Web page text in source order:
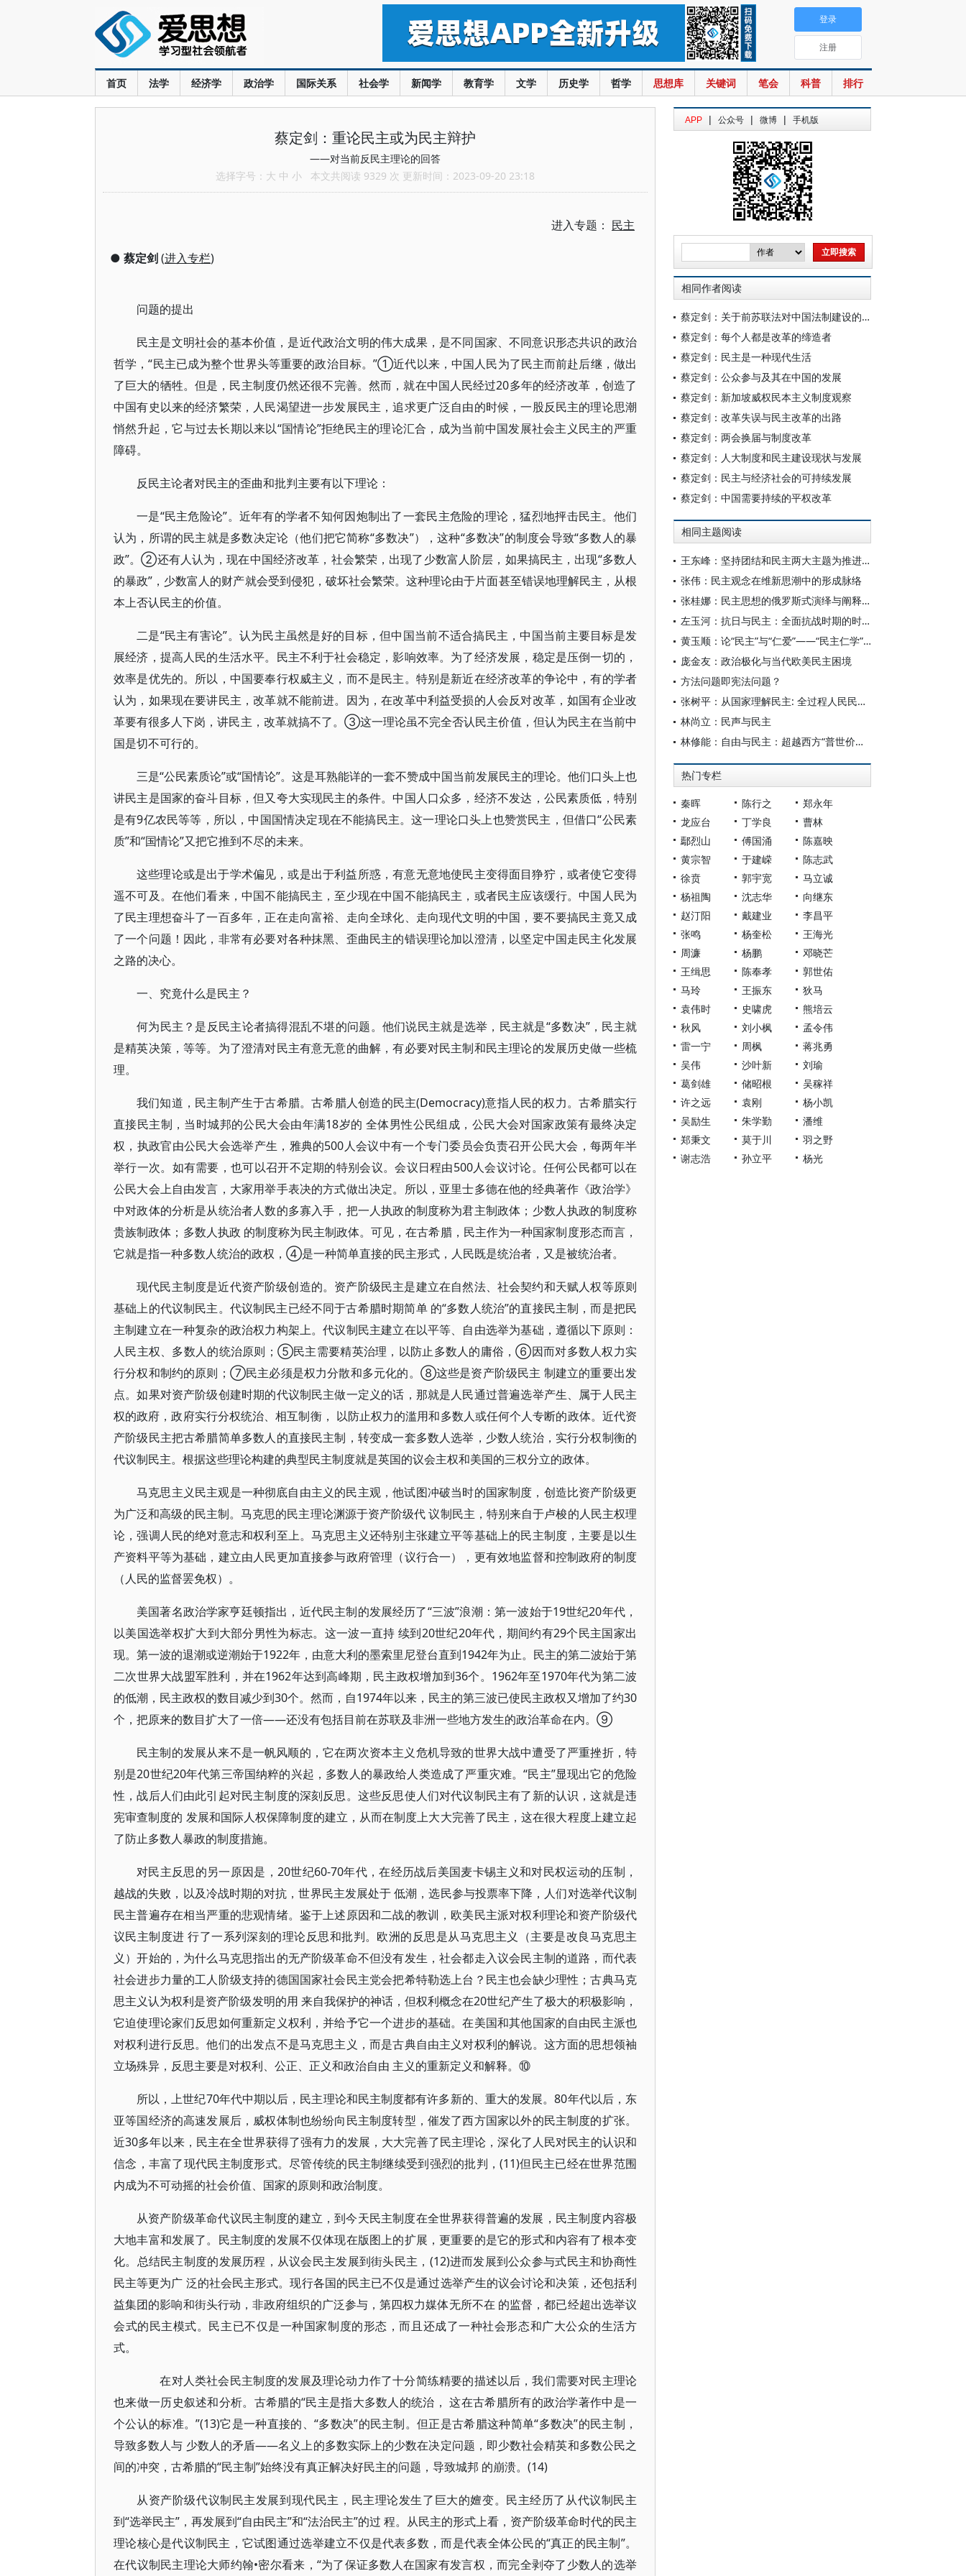
首页 法学 经济学 政治学 国际关系 社会学 新闻学 教育学 文学 历史学 哲学 思想库 关键词 笔会 科普 排行
登录
注册
蔡定剑：重论民主或为民主辩护
——对当前反民主理论的回答
选择字号： 大 中 小 本文共阅读 9329 次 更新时间：2023-09-20 23:18
进入专题： 民主
● 蔡定剑(进入专栏)
问题的提出
民主是文明社会的基本价值，是近代政治文明的伟大成果，是不同国家、不同意识形态共识的政治
哲学，“民主已成为整个世界头等重要的政治目标。”①近代以来，中国人民为了民主而前赴后继，做出
了巨大的牺牲。但是，民主制度仍然还很不完善。然而，就在中国人民经过20多年的经济改革，创造了
中国有史以来的经济繁荣，人民渴望进一步发展民主，追求更广泛自由的时候，一股反民主的理论思潮
悄然升起，它与过去长期以来以“国情论”拒绝民主的理论汇合，成为当前中国发展社会主义民主的严重
障碍。
反民主论者对民主的歪曲和批判主要有以下理论：
一是“民主危险论”。近年有的学者不知何因炮制出了一套民主危险的理论，猛烈地抨击民主。他们
认为，所谓的民主就是多数决定论（他们把它简称“多数决”），这种“多数决”的制度会导致“多数人的暴
政”。②还有人认为，现在中国经济改革，社会繁荣，出现了少数富人阶层，如果搞民主，出现“多数人
的暴政”，少数富人的财产就会受到侵犯，破坏社会繁荣。这种理论由于片面甚至错误地理解民主，从根
本上否认民主的价值。
二是“民主有害论”。认为民主虽然是好的目标，但中国当前不适合搞民主，中国当前主要目标是发
展经济，提高人民的生活水平。民主不利于社会稳定，影响效率。为了经济发展，稳定是压倒一切的，
效率是优先的。所以，中国要奉行权威主义，而不是民主。特别是新近在经济改革的争论中，有的学者
认为，如果现在要讲民主，改革就不能前进。因为，在改革中利益受损的人会反对改革，如国有企业改
革要有很多人下岗，讲民主，改革就搞不了。③这一理论虽不完全否认民主价值，但认为民主在当前中
国是切不可行的。
三是“公民素质论”或“国情论”。这是耳熟能详的一套不赞成中国当前发展民主的理论。他们口头上也
讲民主是国家的奋斗目标，但又夸大实现民主的条件。中国人口众多，经济不发达，公民素质低，特别
是有9亿农民等等，所以，中国国情决定现在不能搞民主。这一理论口头上也赞赏民主，但借口“公民素
质”和“国情论”又把它推到不尽的未来。
这些理论或是出于学术偏见，或是出于利益所惑，有意无意地使民主变得面目狰狞，或者使它变得
遥不可及。在他们看来，中国不能搞民主，至少现在中国不能搞民主，或者民主应该缓行。中国人民为
了民主理想奋斗了一百多年，正在走向富裕、走向全球化、走向现代文明的中国，要不要搞民主竟又成
了一个问题！因此，非常有必要对各种抹黑、歪曲民主的错误理论加以澄清，以坚定中国走民主化发展
之路的决心。
一、究竟什么是民主？
何为民主？是反民主论者搞得混乱不堪的问题。他们说民主就是选举，民主就是“多数决”，民主就
是精英决策，等等。为了澄清对民主有意无意的曲解，有必要对民主制和民主理论的发展历史做一些梳
理。
我们知道，民主制产生于古希腊。古希腊人创造的民主(Democracy)意指人民的权力。古希腊实行
直接民主制，当时城邦的公民大会由年满18岁的 全体男性公民组成，公民大会对国家政策有最终决定
权，执政官由公民大会选举产生，雅典的500人会议中有一个专门委员会负责召开公民大会，每两年半
举行一次。如有需要，也可以召开不定期的特别会议。会议日程由500人会议讨论。任何公民都可以在
公民大会上自由发言，大家用举手表决的方式做出决定。所以，亚里士多德在他的经典著作《政治学》
中对政体的分析是从统治者人数的多寡入手，把一人执政的制度称为君主制政体；少数人执政的制度称
贵族制政体；多数人执政 的制度称为民主制政体。可见，在古希腊，民主作为一种国家制度形态而言，
它就是指一种多数人统治的政权，④是一种简单直接的民主形式，人民既是统治者，又是被统治者。
现代民主制度是近代资产阶级创造的。资产阶级民主是建立在自然法、社会契约和天赋人权等原则
基础上的代议制民主。代议制民主已经不同于古希腊时期简单 的“多数人统治”的直接民主制，而是把民
主制建立在一种复杂的政治权力构架上。代议制民主建立在以平等、自由选举为基础，遵循以下原则：
人民主权、多数人的统治原则；⑤民主需要精英治理，以防止多数人的庸俗，⑥因而对多数人权力实
行分权和制约的原则；⑦民主必须是权力分散和多元化的。⑧这些是资产阶级民主 制建立的重要出发
点。如果对资产阶级创建时期的代议制民主做一定义的话，那就是人民通过普遍选举产生、属于人民主
权的政府，政府实行分权统治、相互制衡， 以防止权力的滥用和多数人或任何个人专断的政体。近代资
产阶级民主把古希腊简单多数人的直接民主制，转变成一套多数人选举，少数人统治，实行分权制衡的
代议制民主。根据这些理论构建的典型民主制度就是英国的议会主权和美国的三权分立的政体。
马克思主义民主观是一种彻底自由主义的民主观，他试图冲破当时的国家制度，创造比资产阶级更
为广泛和高级的民主制。马克思的民主理论渊源于资产阶级代 议制民主，特别来自于卢梭的人民主权理
论，强调人民的绝对意志和权利至上。马克思主义还特别主张建立平等基础上的民主制度，主要是以生
产资料平等为基础，建立由人民更加直接参与政府管理（议行合一），更有效地监督和控制政府的制度
（人民的监督罢免权）。
美国著名政治学家亨廷顿指出，近代民主制的发展经历了“三波”浪潮：第一波始于19世纪20年代，
以美国选举权扩大到大部分男性为标志。这一波一直持 续到20世纪20年代，期间约有29个民主国家出
现。第一波的退潮或逆潮始于1922年，由意大利的墨索里尼登台直到1942年为止。民主的第二波始于第
二次世界大战盟军胜利，并在1962年达到高峰期，民主政权增加到36个。1962年至1970年代为第二波
的低潮，民主政权的数目减少到30个。然而，自1974年以来，民主的第三波已使民主政权又增加了约30
个，把原来的数目扩大了一倍——还没有包括目前在苏联及非洲一些地方发生的政治革命在内。⑨
民主制的发展从来不是一帆风顺的，它在两次资本主义危机导致的世界大战中遭受了严重挫折，特
别是20世纪20年代第三帝国纳粹的兴起，多数人的暴政给人类造成了严重灾难。“民主”显现出它的危险
性，战后人们由此引起对民主制度的深刻反思。这些反思使人们对代议制民主有了新的认识，这就是违
宪审查制度的 发展和国际人权保障制度的建立，从而在制度上大大完善了民主，这在很大程度上建立起
了防止多数人暴政的制度措施。
对民主反思的另一原因是，20世纪60-70年代，在经历战后美国麦卡锡主义和对民权运动的压制，
越战的失败，以及冷战时期的对抗，世界民主发展处于 低潮，选民参与投票率下降，人们对选举代议制
民主普遍存在相当严重的悲观情绪。鉴于上述原因和二战的教训，欧美民主派对权利理论和资产阶级代
议民主制度进 行了一系列深刻的理论反思和批判。欧洲的反思是从马克思主义（主要是改良马克思主
义）开始的，为什么马克思指出的无产阶级革命不但没有发生，社会都走入议会民主制的道路，而代表
社会进步力量的工人阶级支持的德国国家社会民主党会把希特勒选上台？民主也会缺少理性；古典马克
思主义认为权利是资产阶级发明的用 来自我保护的神话，但权利概念在20世纪产生了极大的积极影响，
它迫使理论家们反思如何重新定义权利，并给予它一个进步的基础。在美国和其他国家的自由民主派也
对权利进行反思。他们的出发点不是马克思主义，而是古典自由主义对权利的解说。这方面的思想领袖
立场殊异，反思主要是对权利、公正、正义和政治自由 主义的重新定义和解释。⑩
所以，上世纪70年代中期以后，民主理论和民主制度都有许多新的、重大的发展。80年代以后，东
亚等国经济的高速发展后，威权体制也纷纷向民主制度转型，催发了西方国家以外的民主制度的扩张。
近30多年以来，民主在全世界获得了强有力的发展，大大完善了民主理论，深化了人民对民主的认识和
信念，丰富了现代民主制度形式。尽管传统的民主制继续受到强烈的批判，(11)但民主已经在世界范围
内成为不可动摇的社会价值、国家的原则和政治制度。
从资产阶级革命代议民主制度的建立，到今天民主制度在全世界获得普遍的发展，民主制度内容极
大地丰富和发展了。民主制度的发展不仅体现在版图上的扩展，更重要的是它的形式和内容有了根本变
化。总结民主制度的发展历程，从议会民主发展到街头民主，(12)进而发展到公众参与式民主和协商性
民主等更为广 泛的社会民主形式。现行各国的民主已不仅是通过选举产生的议会讨论和决策，还包括利
益集团的影响和街头行动，非政府组织的广泛参与，第四权力媒体无所不在 的监督，都已经超出选举议
会式的民主模式。民主已不仅是一种国家制度的形态，而且还成了一种社会形态和广大公众的生活方
式。
在对人类社会民主制度的发展及理论动力作了十分简练精要的描述以后，我们需要对民主理论
也来做一历史叙述和分析。古希腊的“民主是指大多数人的统治， 这在古希腊所有的政治学著作中是一
个公认的标准。”(13)它是一种直接的、“多数决”的民主制。但正是古希腊这种简单“多数决”的民主制，
导致多数人与 少数人的矛盾——名义上的多数实际上的少数在决定问题，即少数社会精英和多数公民之
间的冲突，古希腊的“民主制”始终没有真正解决好民主的问题，导致城邦 的崩溃。(14)
从资产阶级代议制民主发展到现代民主，民主理论发生了巨大的嬗变。民主经历了从代议制民主
到“选举民主”，再发展到“自由民主”和“法治民主”的过 程。从民主的形式上看，资产阶级革命时代的民主
理论核心是代议制民主，它试图通过选举建立不仅是代表多数，而是代表全体公民的“真正的民主制”。
在代议制民主理论大师约翰•密尔看来，“为了保证多数人在国家有发言权，而完全剥夺了少数人的选举
APP | 公众号 | 微博 | 手机版
相同作者阅读
蔡定剑：关于前苏联法对中国法制建设的影响
蔡定剑：每个人都是改革的缔造者
蔡定剑：民主是一种现代生活
蔡定剑：公众参与及其在中国的发展
蔡定剑：新加坡威权民本主义制度观察
蔡定剑：改革失误与民主改革的出路
蔡定剑：两会换届与制度改革
蔡定剑：人大制度和民主建设现状与发展
蔡定剑：民主与经济社会的可持续发展
蔡定剑：中国需要持续的平权改革
相同主题阅读
王东峰：坚持团结和民主两大主题为推进中国式现代化广泛凝心聚力
张伟：民主观念在维新思潮中的形成脉络
张桂娜：民主思想的俄罗斯式演绎与阐释——以俄罗斯保守自由主义流派为例
左玉河：抗日与民主：全面抗战时期的时代主题及其思想回应
黄玉顺：论“民主”与“仁爱”——“民主仁学”的“体用”问题
庞金友：政治极化与当代欧美民主困境
方法问题即宪法问题？
张树平：从国家理解民主: 全过程人民民主的一种政治学阐释
林尚立：民声与民主
林修能：自由与民主：超越西方“普世价值”的全人类共同价值理论建构初探
热门专栏
秦晖 陈行之
郑永年
龙应台
丁学良
曹林
鄢烈山
傅国涌
陈嘉映
黄宗智
于建嵘
陈志武
徐贲
郭宇宽
马立诚
杨祖陶
沈志华
向继东
赵汀阳
戴建业
李昌平
张鸣
杨奎松
王海光
周濂
杨鹏
邓晓芒
王缉思
陈奉孝
郭世佑
马玲
王振东
狄马
袁伟时
史啸虎
熊培云
秋风
刘小枫
孟令伟
雷一宁
周枫
蒋兆勇
吴伟
沙叶新
刘瑜
葛剑雄
储昭根
吴稼祥
许之远
袁刚
杨小凯
吴励生
朱学勤
潘维
郑秉文
莫于川
羽之野
谢志浩
孙立平 杨光